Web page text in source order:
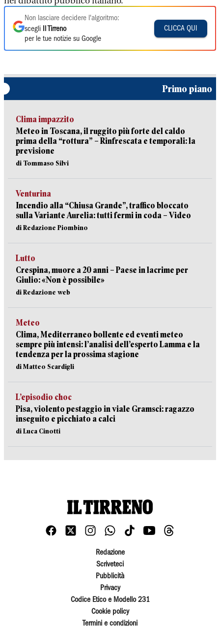
Non lasciare decidere l'algoritmo:
scegli
Il Tirreno
per le tue notizie su Google
CLICCA QUI
Primo piano
Clima impazzito
Meteo in Toscana, il ruggito più forte del caldo
prima della “rottura” – Rinfrescata e temporali: la
previsione
di Tommaso Silvi
Venturina
Incendio alla “Chiusa Grande”, traffico bloccato
sulla Variante Aurelia: tutti fermi in coda – Video
di Redazione Piombino
Lutto
Crespina, muore a 20 anni – Paese in lacrime per
Giulio: «Non è possibile»
di Redazione web
Meteo
Clima, Mediterraneo bollente ed eventi meteo
sempre più intensi: l’analisi dell’esperto Lamma e la
tendenza per la prossima stagione
di Matteo Scardigli
L’episodio choc
Pisa, violento pestaggio in viale Gramsci: ragazzo
inseguito e picchiato a calci
di Luca Cinotti
Redazione
Scriveteci
Pubblicità
Privacy
Codice Etico e Modello 231
Cookie policy
Termini e condizioni